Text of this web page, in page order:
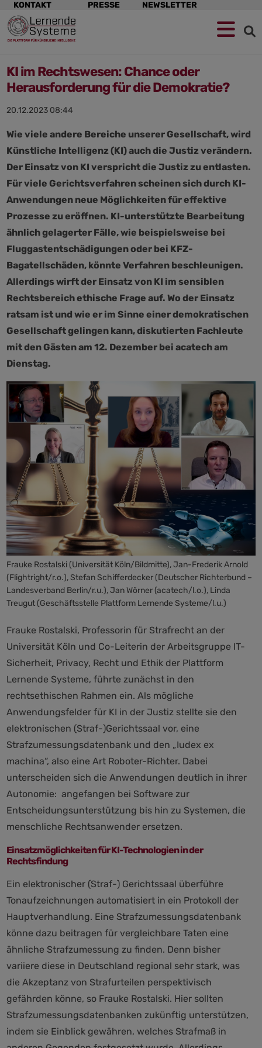
Navigation
überspringen
KONTAKT PRESSE NEWSLETTER
KI im Rechtswesen: Chance oder
Herausforderung für die Demokratie?
20.12.2023 08:44
Wie viele andere Bereiche unserer Gesellschaft, wird
Künstliche Intelligenz (KI) auch die Justiz verändern.
Der Einsatz von KI verspricht die Justiz zu entlasten.
Für viele Gerichtsverfahren scheinen sich durch KI-
Anwendungen neue Möglichkeiten für effektive
Prozesse zu eröffnen. KI-unterstützte Bearbeitung
ähnlich gelagerter Fälle, wie beispielsweise bei
Fluggastentschädigungen oder bei KFZ-
Bagatellschäden, könnte Verfahren beschleunigen.
Allerdings wirft der Einsatz von KI im sensiblen
Rechtsbereich ethische Frage auf. Wo der Einsatz
ratsam ist und wie er im Sinne einer demokratischen
Gesellschaft gelingen kann, diskutierten Fachleute
mit den Gästen am 12. Dezember bei acatech am
Dienstag.
Frauke Rostalski (Universität Köln/Bildmitte), Jan-Frederik Arnold
(Flightright/r.o.), Stefan Schifferdecker (Deutscher Richterbund –
Landesverband Berlin/r.u.), Jan Wörner (acatech/l.o.), Linda
Treugut (Geschäftsstelle Plattform Lernende Systeme/l.u.)
Frauke Rostalski, Professorin für Strafrecht an der
Universität Köln und Co-Leiterin der Arbeitsgruppe IT-
Sicherheit, Privacy, Recht und Ethik der Plattform
Lernende Systeme, führte zunächst in den
rechtsethischen Rahmen ein. Als mögliche
Anwendungsfelder für KI in der Justiz stellte sie den
elektronischen (Straf-)Gerichtssaal vor, eine
Strafzumessungsdatenbank und den „Iudex ex
machina“, also eine Art Roboter-Richter. Dabei
unterscheiden sich die Anwendungen deutlich in ihrer
Autonomie: angefangen bei Software zur
Entscheidungsunterstützung bis hin zu Systemen, die
menschliche Rechtsanwender ersetzen.
Einsatzmöglichkeiten für KI-Technologien in der
Rechtsfindung
Ein elektronischer (Straf-) Gerichtssaal überführe
Tonaufzeichnungen automatisiert in ein Protokoll der
Hauptverhandlung. Eine Strafzumessungsdatenbank
könne dazu beitragen für vergleichbare Taten eine
ähnliche Strafzumessung zu finden. Denn bisher
variiere diese in Deutschland regional sehr stark, was
die Akzeptanz von Strafurteilen perspektivisch
gefährden könne, so Frauke Rostalski. Hier sollten
Strafzumessungsdatenbanken zukünftig unterstützen,
indem sie Einblick gewähren, welches Strafmaß in